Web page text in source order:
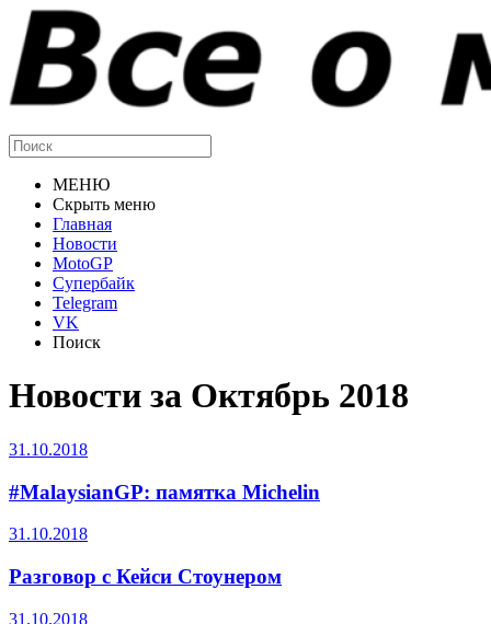
МЕНЮ
Скрыть меню
Главная
Новости
MotoGP
Супербайк
Telegram
VK
Поиск
Новости за Октябрь 2018
31.10.2018
#MalaysianGP: памятка Michelin
31.10.2018
Разговор с Кейси Стоунером
31.10.2018